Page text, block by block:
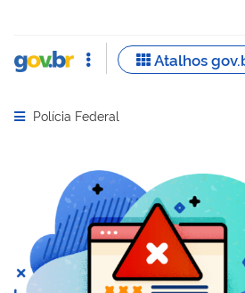
Abrir menu principal de navegação
Polícia Federal